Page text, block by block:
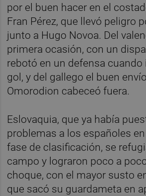
por el buen hacer en el
Fran Pérez, que llevó peligro
junto a Hugo Novoa. Del
primera ocasión, con un
rebotó en un defensa cuando
gol, y del gallego el buen
Omorodion cabeceó fuera.
Eslovaquia, que ya había
problemas a los españoles
fase de clasificación, se
campo y lograron poco a
choque, con el mayor susto
que sacó su guardameta en